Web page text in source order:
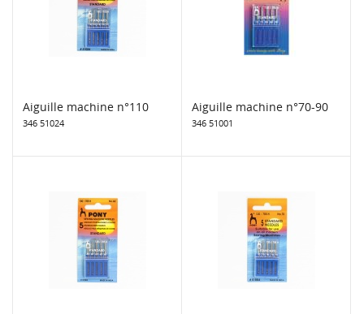
Aiguille machine n°110
346 51024
Aiguille machine n°70-90
346 51001